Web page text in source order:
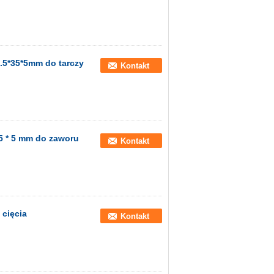
do tarczy Kontakt
* 5 mm do zaworu Kontakt
cięcia Kontakt